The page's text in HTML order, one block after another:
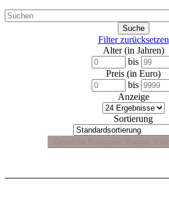
Filter zurücksetzen
Alter (in Jahren)
bis
Preis (in Euro)
bis
Anzeige
Sortierung